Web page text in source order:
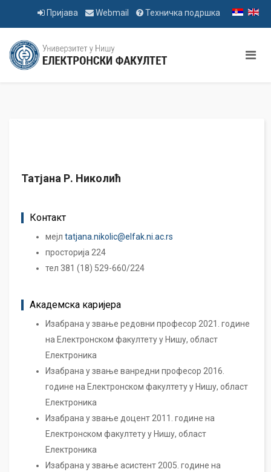
Пријава Webmail Техничка подршка
Татјана Р. Николић
Контакт
мејл tatjana.nikolic@elfak.ni.ac.rs
просторија 224
тел 381 (18) 529-660/224
Академска каријера
Изабрана у звање редовни професор 2021. године
на Електронском факултету у Нишу, област
Електроника
Изабрана у звање ванредни професор 2016.
године на Електронском факултету у Нишу, област
Електроника
Изабрана у звање доцент 2011. године на
Електронском факултету у Нишу, област
Електроника
Изабрана у звање асистент 2005. године на